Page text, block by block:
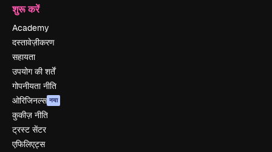
शुरू करें
Academy
दस्तावेज़ीकरण
सहायता
उपयोग की शर्तें
गोपनीयता नीति
ओरिजिनल्स नया
कुकीज़ नीति
ट्रस्ट सेंटर
एफिलिएट्स